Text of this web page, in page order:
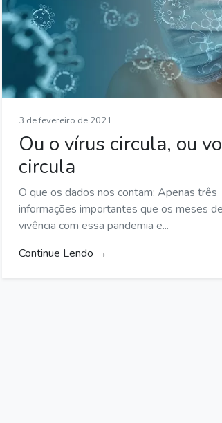
3 de fevereiro de 2021
Ou o vírus circula, ou
circula
O que os dados nos contam: Apenas três
informações importantes que os meses de
vivência com essa pandemia e...
Continue Lendo →